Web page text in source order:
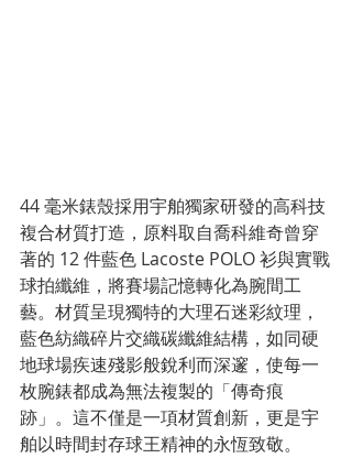
44 毫米錶殼採用宇舶獨家研發的高科技
複合材質打造，原料取自喬科維奇曾穿
著的 12 件藍色 Lacoste POLO 衫與實戰
球拍纖維，將賽場記憶轉化為腕間工
藝。材質呈現獨特的大理石迷彩紋理，
藍色紡織碎片交織碳纖維結構，如同硬
地球場疾速殘影般銳利而深邃，使每一
枚腕錶都成為無法複製的「傳奇痕
跡」。這不僅是一項材質創新，更是宇
舶以時間封存球王精神的永恆致敬。